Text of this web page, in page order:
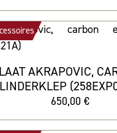
AKRAPOVIC,
650,00 €